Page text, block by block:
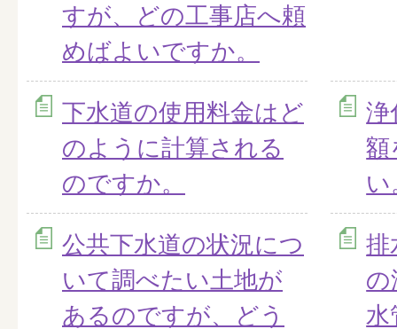
すが、どの工事店へ頼
めばよいですか。
下水道の使用料金はど
のように計算される
のですか。
浄
額
い
公共下水道の状況につ
いて調べたい土地が
あるのですが、どう
排
の
水